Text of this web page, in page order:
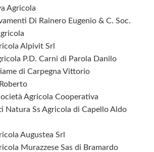
Agricola
Di Rainero Eugenio & C. Soc.
Alpivit Srl
P.D. Carni di Parola Danilo
di Carpegna Vittorio
Agricola Cooperativa
Natura Ss Agricola di Capello Aldo
Augustea Srl
Murazzese Sas di Bramardo